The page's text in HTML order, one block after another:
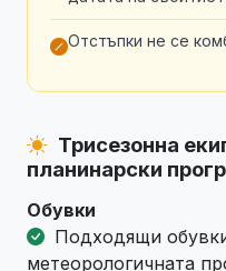
Отстъпки не се
Трисезонна
планинарски
Обувки
Подходящи
метеорологичната